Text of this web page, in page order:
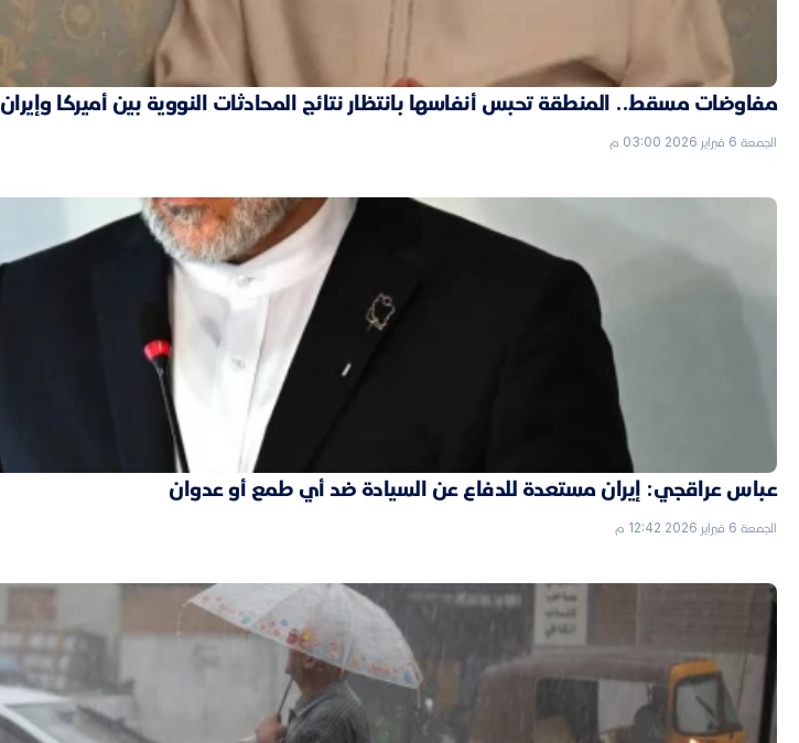
مفاوضات مسقط.. المنطقة تحبس أنفاسها بانتظار نتائج المحادثات النووية بين أميركا وإيران
الجمعة 6 فبراير 2026 03:00 م
عباس عراقجي: إيران مستعدة للدفاع عن السيادة ضد أي طمع أو عدوان
الجمعة 6 فبراير 2026 12:42 م